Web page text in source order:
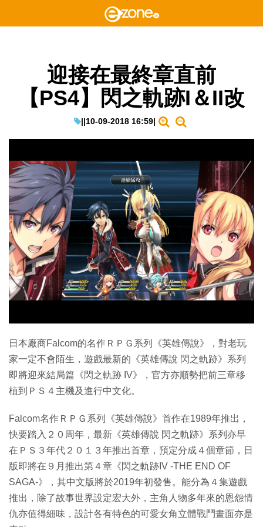
迎接在最終章直前
【PS4】閃之軌跡I＆II改
||10-09-2018 16:59|
日本廠商Falcom的名作ＲＰＧ系列《英雄傳說》，對老玩
家一定不會陌生，遊戲最新的《英雄傳說 閃之軌跡》系列
即將迎來結局篇《閃之軌跡 IV》，官方亦順勢把前三章移
植到ＰＳ４主機及進行中文化。
Falcom名作ＲＰＧ系列《英雄傳說》首作在1989年推出，
快要踏入２０周年，最新《英雄傳說 閃之軌跡》系列亦早
在ＰＳ３年代２０１３年推出首章，預定分成４個章節，日
版即將在９月推出第４章《閃之軌跡IV -THE END OF
SAGA-》，其中文版將於2019年初發售。能分為４集遊戲
推出，除了故事世界設定宏大外，主角人物多年來的恩怨情
仇亦值得細味，設計各有特色的可愛女角立體戰鬥畫面亦是